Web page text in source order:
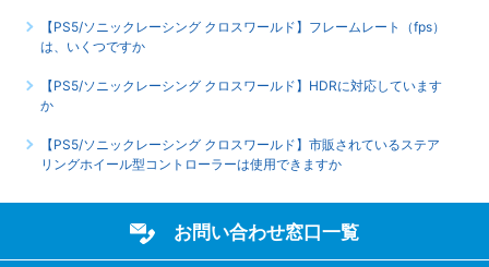
【PS5/ソニックレーシング クロスワールド】フレームレート（fps）
は、いくつですか
【PS5/ソニックレーシング クロスワールド】HDRに対応しています
か
【PS5/ソニックレーシング クロスワールド】市販されているステア
リングホイール型コントローラーは使用できますか
お問い合わせ窓口一覧